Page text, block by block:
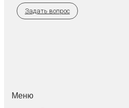
Задать вопрос
Меню